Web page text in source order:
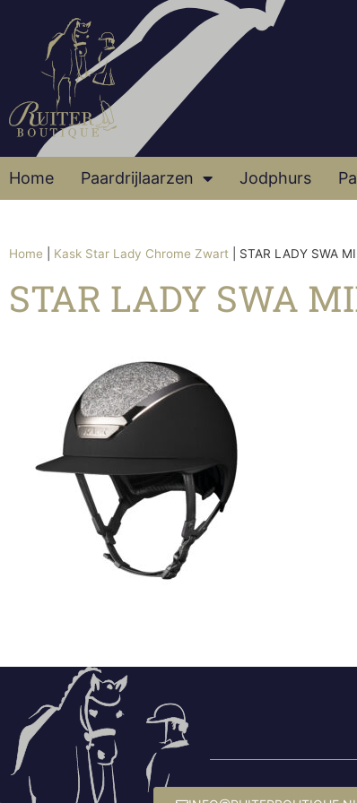
Home Paardrijlaarzen Jodphurs
Home Kask Star Lady Chrome Zwart STAR LADY SWA
STAR LADY SWA